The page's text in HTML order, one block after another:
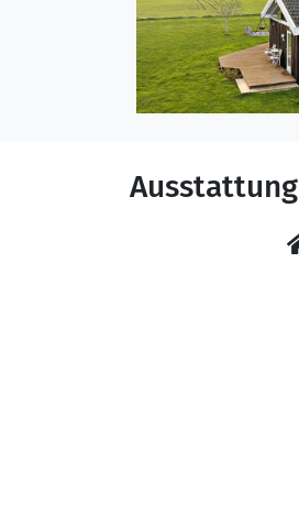
Ausstattung